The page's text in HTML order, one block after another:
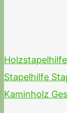
Stapelhilfe
Kaminholz